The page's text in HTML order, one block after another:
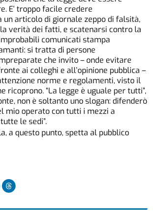
E’ troppo facile credere
un articolo di giornale zeppo di falsità,
verità dei fatti, e scatenarsi contro la
comunicati stampa
si tratta di persone
che invito – onde evitare
ai colleghi e all’opinione pubblica –
norme e regolamenti, visto il
ricoprono. “La legge è uguale per tutti”,
non è soltanto uno slogan: difenderò
mio operato con tutti i mezzi a
le sedi”.
a questo punto, spetta al pubblico